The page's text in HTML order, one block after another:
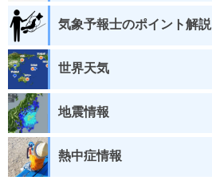
気象予報士のポイント解説
世界天気
地震情報
熱中症情報